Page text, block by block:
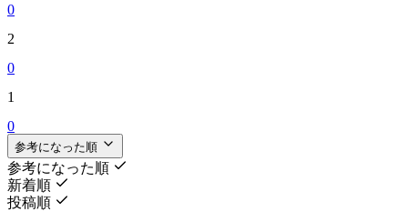
0
2
0
1
0
参考になった順
参考になった順
新着順
投稿順